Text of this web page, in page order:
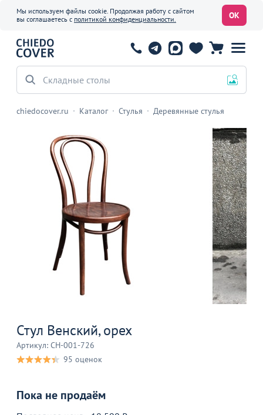
Мы используем файлы cookie. Продолжая работу с сайтом
вы соглашаетесь с политикой конфиденциальности. ОК
Складные столы
chiedocover.ru Каталог Стулья Деревянные стулья
Стул Венский, орех
Артикул: CH-001-726
95 оценок
Пока не продаём